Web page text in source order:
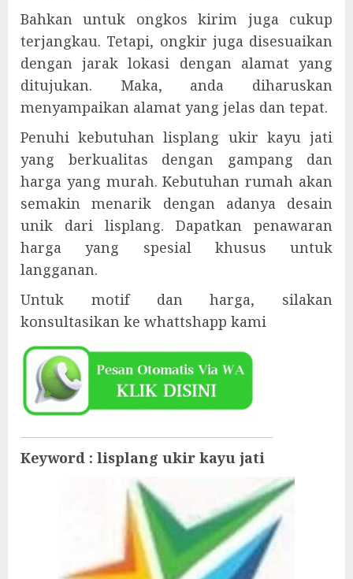
Bahkan untuk ongkos kirim juga cukup
terjangkau. Tetapi, ongkir juga disesuaikan
dengan jarak lokasi dengan alamat yang
ditujukan. Maka, anda diharuskan
menyampaikan alamat yang jelas dan tepat.
Penuhi kebutuhan lisplang ukir kayu jati
yang berkualitas dengan gampang dan
harga yang murah. Kebutuhan rumah akan
semakin menarik dengan adanya desain
unik dari lisplang. Dapatkan penawaran
harga yang spesial khusus untuk
langganan.
Untuk motif dan harga, silakan
konsultasikan ke whattshapp kami
Keyword : lisplang ukir kayu jati